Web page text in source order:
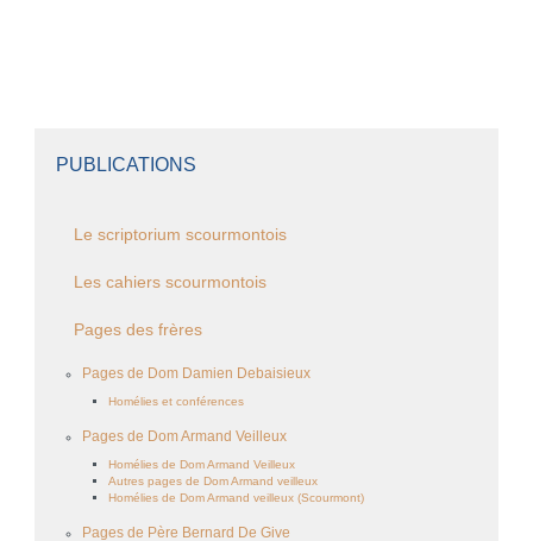
PUBLICATIONS
Le scriptorium scourmontois
Les cahiers scourmontois
Pages des frères
Pages de Dom Damien Debaisieux
Homélies et conférences
Pages de Dom Armand Veilleux
Homélies de Dom Armand Veilleux
Autres pages de Dom Armand veilleux
Homélies de Dom Armand veilleux (Scourmont)
Pages de Père Bernard De Give